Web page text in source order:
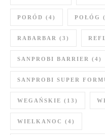
PORÓD (4) POŁÓG
RABARBAR (3)
SANPROBI BARRIER (4)
SANPROBI SUPER
WEGAŃSKIE (13)
WIELKANOC (4)